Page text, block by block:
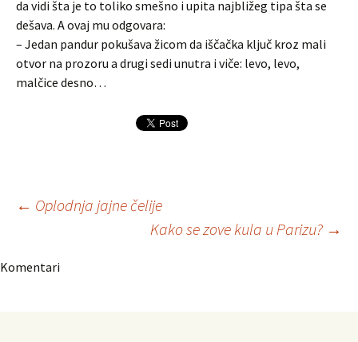
da vidi šta je to toliko smešno i upita najbližeg tipa šta se
dešava. A ovaj mu odgovara:
– Jedan pandur pokušava žicom da iščačka ključ kroz mali
otvor na prozoru a drugi sedi unutra i viče: levo, levo,
malčice desno…
Navigacija
članaka
← Oplodnja jajne čelije
Kako se zove kula u Parizu? →
Komentari